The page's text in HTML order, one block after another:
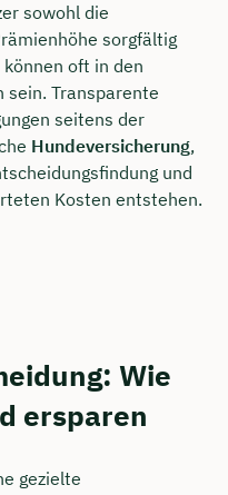
sowohl die
sorgfältig
oft in den
sein. Transparente
seitens der
Hundeversicherung,
und
Kosten entstehen.
Wie
ersparen
gezielte